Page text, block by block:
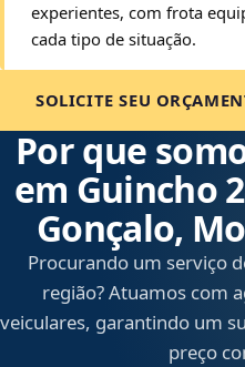
experientes, com frota
cada tipo de situação.
SOLICITE SEU
Por que
em Guincho
Gonçalo,
Procurando um serviço
região? Atuamos com
veiculares, garantindo um
preço